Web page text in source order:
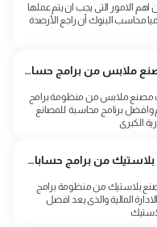
اهم الامور التى يجب ان يتم عملها
محاسب البنوك أن راجع الأرصدة
افضل برنامج حسابات مصنع ملابس من برامج حسابات أكفليكس
مصنع ملابس من منظومة برامج
برنامج محاسبة للمصانع
الكبرى
أفضل برنامج إدارة مصنع بلاستيك من برامج حسابات اكفليكس
بلاستيك من منظومة برامج
المالية والذى يعد افضل